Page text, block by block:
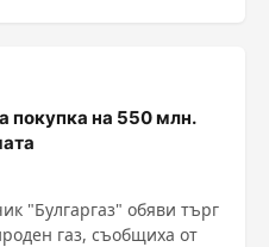
покупка на 550 млн.
"Булгаргаз" обяви търг
газ, съобщиха от